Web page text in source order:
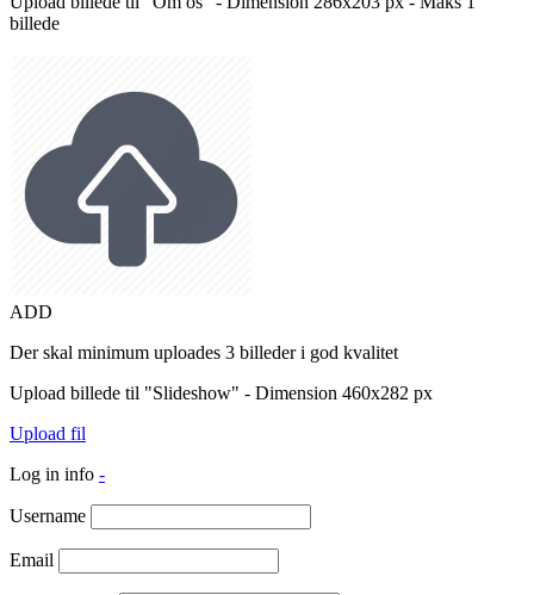
billede
ADD
Der skal minimum uploades 3 billeder i god kvalitet
Upload billede til "Slideshow" - Dimension 460x282 px
Upload fil
Log in info -
Username
Email